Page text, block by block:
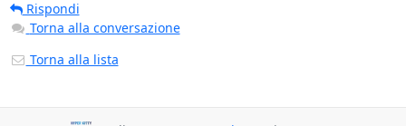
Rispondi
Torna alla conversazione
Torna alla lista